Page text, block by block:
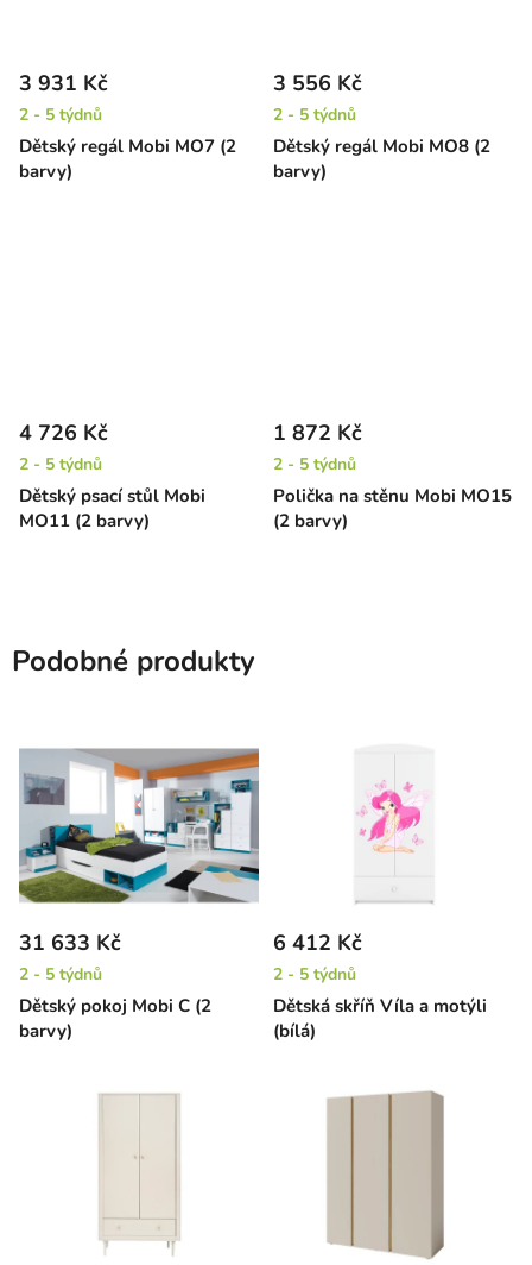
Dětský regál Mobi MO7 (2
barvy)
3 931 Kč
2 - 5 týdnů
Dětský regál Mobi MO8 (2
barvy)
3 556 Kč
2 - 5 týdnů
Dětský psací stůl Mobi
MO11 (2 barvy)
4 726 Kč
2 - 5 týdnů
Polička na stěnu Mobi MO15
(2 barvy)
1 872 Kč
2 - 5 týdnů
Podobné produkty
Dětský pokoj Mobi C (2
barvy)
31 633 Kč
2 - 5 týdnů
Dětská skříň Víla a motýli
(bílá)
6 412 Kč
2 - 5 týdnů